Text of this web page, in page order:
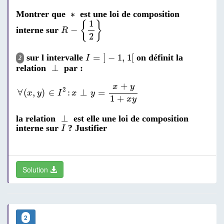
Montrer que ∗
∗ est une loi de composition
interne sur R − { 1
2 }
R { 2}
2 sur l intervalle I = ] − 1, 1[
I= 1
on définit la
relation ⊥
⊥ par :
∀(x, y) ∈ I2 : x ⊥ y =
x + y
1 + xy
xy
la relation ⊥
⊥
est elle une loi de composition
interne sur I
I? Justifier
Solution
2